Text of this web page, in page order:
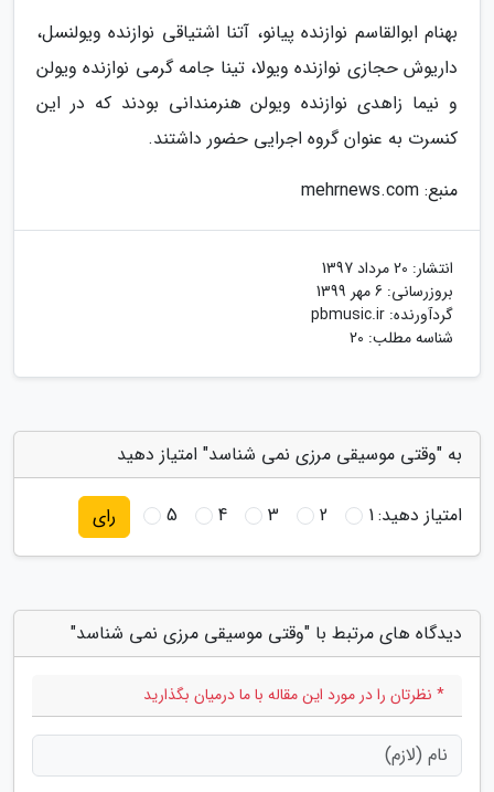
بهنام ابوالقاسم نوازنده پیانو، آتنا اشتیاقی نوازنده ویولنسل،
داریوش حجازی نوازنده ویولا، تینا جامه گرمی نوازنده ویولن
و نیما زاهدی نوازنده ویولن هنرمندانی بودند که در این
کنسرت به عنوان گروه اجرایی حضور داشتند.
منبع: mehrnews.com
انتشار: 20 مرداد 1397
بروزرسانی: 6 مهر 1399
گردآورنده: pbmusic.ir
شناسه مطلب: 20
به "وقتی موسیقی مرزی نمی شناسد" امتیاز دهید
امتیاز دهید:1
2
3
4
5 رای
دیدگاه های مرتبط با "وقتی موسیقی مرزی نمی شناسد"
* نظرتان را در مورد این مقاله با ما درمیان بگذارید